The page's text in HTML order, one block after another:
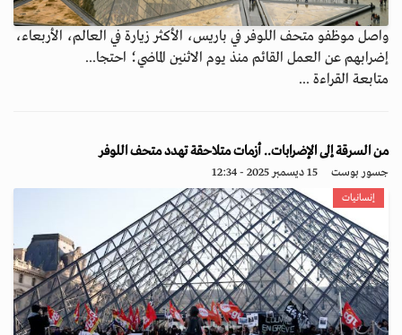
واصل موظفو متحف اللوفر في باريس، الأكثر زيارة في العالم، الأربعاء،
إضرابهم عن العمل القائم منذ يوم الاثنين الماضي؛ احتجا...
متابعة القراءة ...
من السرقة إلى الإضرابات.. أزمات متلاحقة تهدد متحف اللوفر
جسور بوست 15 ديسمبر 2025 - 12:34
إنسانيات